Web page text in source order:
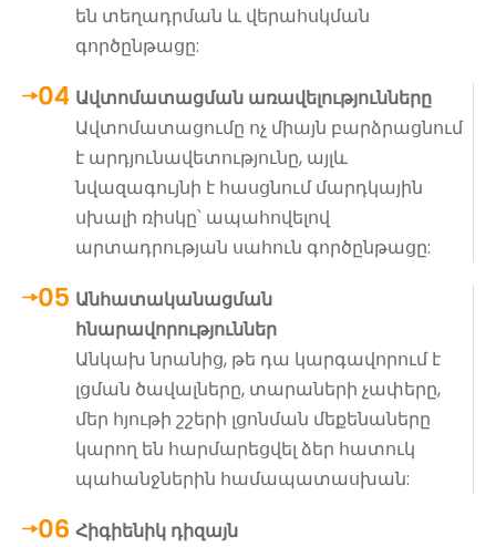
են տեղադրման և վերահսկման
գործընթացը:
Ավտոմատացման առավելությունները
Ավտոմատացումը ոչ միայն բարձրացնում
է արդյունավետությունը, այլև
նվազագույնի է հասցնում մարդկային
սխալի ռիսկը՝ ապահովելով
արտադրության սահուն գործընթացը:
Անհատականացման
հնարավորություններ
Անկախ նրանից, թե դա կարգավորում է
լցման ծավալները, տարաների չափերը,
մեր հյութի շշերի լցոնման մեքենաները
կարող են հարմարեցվել ձեր հատուկ
պահանջներին համապատասխան:
Հիգիենիկ դիզայն